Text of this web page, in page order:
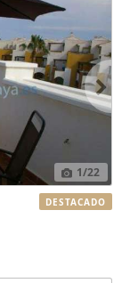
1/22
DESTACADO